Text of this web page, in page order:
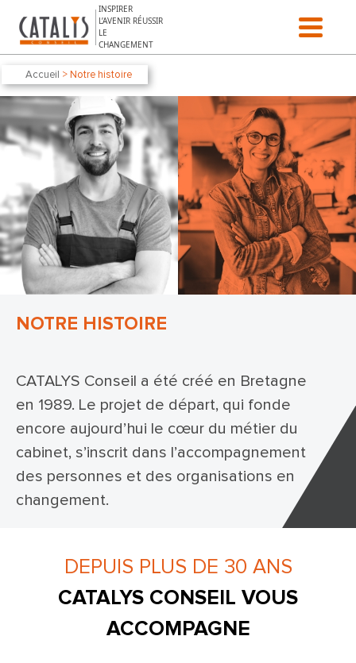
INSPIRER
L’AVENIR RÉUSSIR
LE
CHANGEMENT
Accueil > Notre histoire
NOTRE HISTOIRE
CATALYS Conseil a été créé en Bretagne
en 1989. Le projet de départ, qui fonde
encore aujourd’hui le cœur du métier du
cabinet, s’inscrit dans l’accompagnement
des personnes et des organisations en
changement.
DEPUIS PLUS DE 30 ANS
CATALYS CONSEIL VOUS
ACCOMPAGNE